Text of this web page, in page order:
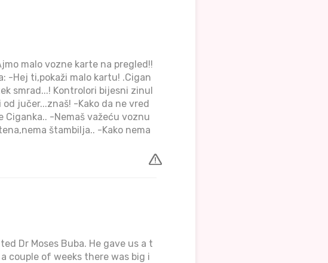
malo vozne karte na pregled!!
-Hej ti,pokaži malo kartu! .Cigan
smrad...! Kontrolori bijesni zinul
jučer...znaš! -Kako da ne vred
-Nemaš važeću voznu
štambilja.. -Kako nema
Dr Moses Buba. He gave us a t
couple of weeks there was big i